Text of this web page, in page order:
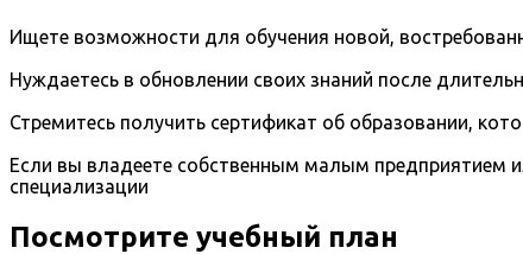
Ищете возможности для обучения новой,
Нуждаетесь в обновлении своих знаний после
Стремитесь получить сертификат об образовании,
Если вы владеете собственным малым предприятием
специализации
Посмотрите учебный план